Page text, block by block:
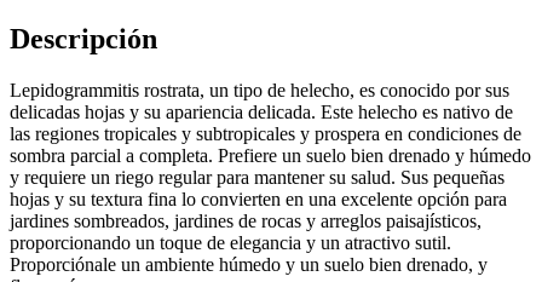
Descripción
Lepidogrammitis rostrata, un tipo de helecho, es conocido por sus
delicadas hojas y su apariencia delicada. Este helecho es nativo de
las regiones tropicales y subtropicales y prospera en condiciones de
sombra parcial a completa. Prefiere un suelo bien drenado y húmedo
y requiere un riego regular para mantener su salud. Sus pequeñas
hojas y su textura fina lo convierten en una excelente opción para
jardines sombreados, jardines de rocas y arreglos paisajísticos,
proporcionando un toque de elegancia y un atractivo sutil.
Proporciónale un ambiente húmedo y un suelo bien drenado, y